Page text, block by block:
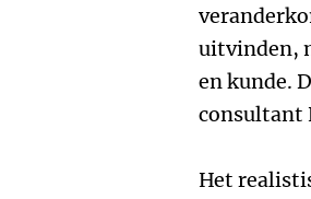
uitvinden,
en kunde.
consultant
Het